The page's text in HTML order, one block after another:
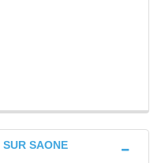
SAONE